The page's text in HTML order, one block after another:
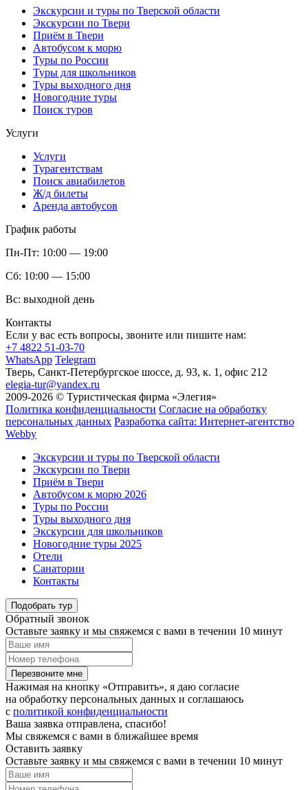
Экскурсии и туры по Тверской области
Экскурсии по Твери
Приём в Твери
Автобусом к морю
Туры по России
Туры для школьников
Туры выходного дня
Новогодние туры
Поиск туров
Услуги
Услуги
Турагентствам
Поиск авиабилетов
Ж/д билеты
Аренда автобусов
График работы
Пн-Пт: 10:00 — 19:00
Сб: 10:00 — 15:00
Вс: выходной день
Контакты
Если у вас есть вопросы, звоните или пишите нам:
+7 4822 51-03-70
WhatsApp Telegram
Тверь, Санкт-Петербургское шоссе, д. 93, к. 1, офис 212
elegia-tur@yandex.ru
2009-2026 © Туристическая фирма «Элегия»
Политика конфиденциальности Согласие на обработку
персональных данных Разработка сайта: Интернет-агентство
Webby
Экскурсии и туры по Тверской области
Экскурсии по Твери
Приём в Твери
Автобусом к морю 2026
Туры по России
Туры выходного дня
Экскурсии для школьников
Новогодние туры 2025
Отели
Санатории
Контакты
Подобрать тур
Обратный звонок
Оставьте заявку и мы свяжемся с вами в течении 10 минут
Перезвоните мне
Нажимая на кнопку «Отправить», я даю согласие
на обработку персональных данных и соглашаюсь
c политикой конфиденциальности
Ваша заявка отправлена, спасибо!
Мы свяжемся с вами в ближайшее время
Оставить заявку
Оставьте заявку и мы свяжемся с вами в течении 10 минут